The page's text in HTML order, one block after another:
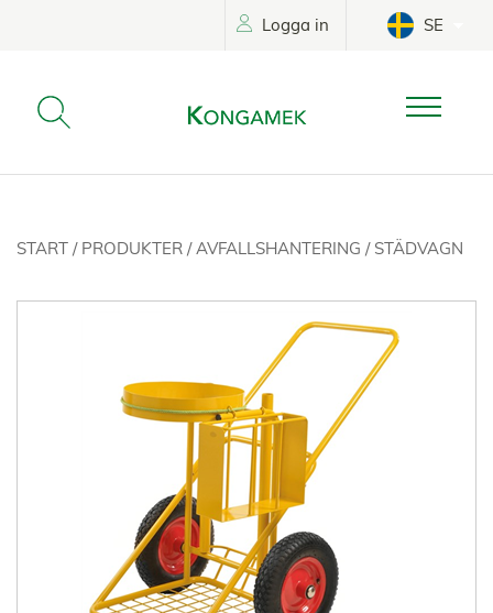
Logga in SE
START / PRODUKTER /AVFALLSHANTERING / STÄDVAGN